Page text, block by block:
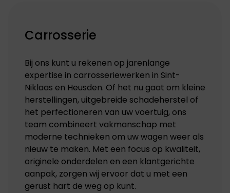
Carrosserie
Bij ons kunt u rekenen op jarenlange
expertise in carrosseriewerken in Sint-
Niklaas en Heusden. Of het nu gaat om kleine
herstellingen, uitgebreide schadeherstel of
het perfectioneren van uw voertuig, ons
team combineert vakmanschap met
moderne technieken om uw wagen weer als
nieuw te maken. Met een focus op kwaliteit,
originele onderdelen en een klantgerichte
aanpak, zorgen wij ervoor dat u met een
gerust hart de weg op kunt.